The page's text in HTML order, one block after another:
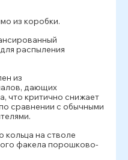
из коробки.
распыления
из
дающих
что критично снижает
сравнении с обычными
на стволе
факела порошково-